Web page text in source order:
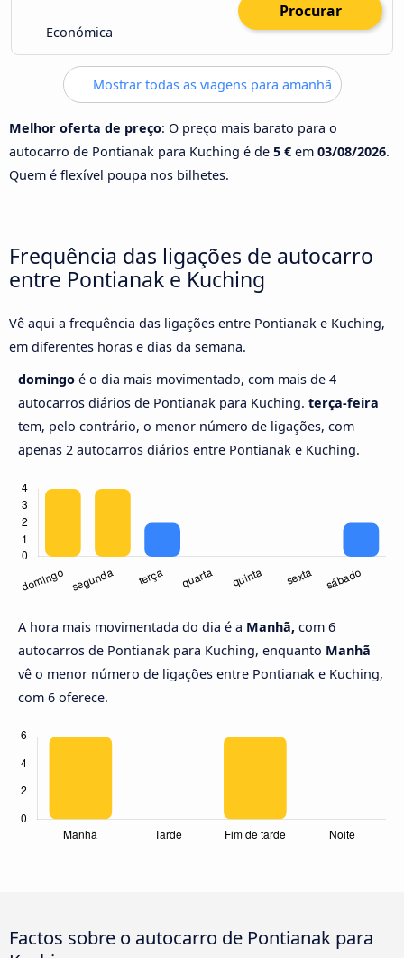
Económica
Procurar
Mostrar todas as viagens para amanhã
Melhor oferta de preço: O preço mais barato para o
autocarro de Pontianak para Kuching é de 5 € em 03/08/2026.
Quem é flexível poupa nos bilhetes.
Frequência das ligações de autocarro
entre Pontianak e Kuching
Vê aqui a frequência das ligações entre Pontianak e Kuching,
em diferentes horas e dias da semana.
domingo é o dia mais movimentado, com mais de 4
autocarros diários de Pontianak para Kuching. terça-feira
tem, pelo contrário, o menor número de ligações, com
apenas 2 autocarros diários entre Pontianak e Kuching.
A hora mais movimentada do dia é a Manhã, com 6
autocarros de Pontianak para Kuching, enquanto Manhã
vê o menor número de ligações entre Pontianak e Kuching,
com 6 oferece.
Factos sobre o autocarro de Pontianak para